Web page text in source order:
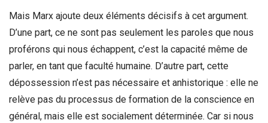
Mais Marx ajoute deux éléments décisifs à cet argument.
D’une part, ce ne sont pas seulement les paroles que nous
proférons qui nous échappent, c’est la capacité même de
parler, en tant que faculté humaine. D’autre part, cette
dépossession n’est pas nécessaire et anhistorique : elle ne
relève pas du processus de formation de la conscience en
général, mais elle est socialement déterminée. Car si nous